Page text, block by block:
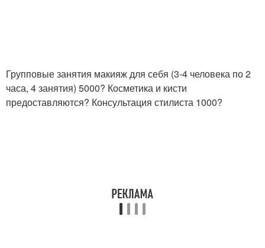
Групповые занятия макияж для себя (3-4 человека по 2
часа, 4 занятия) 5000? Косметика и кисти
предоставляются? Консультация стилиста 1000?